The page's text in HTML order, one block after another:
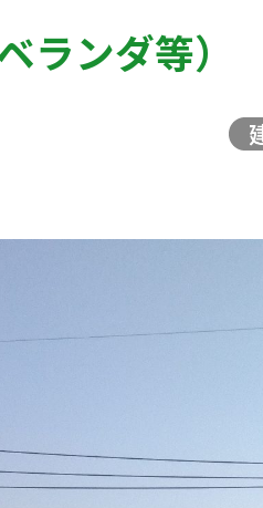
ランダ等）